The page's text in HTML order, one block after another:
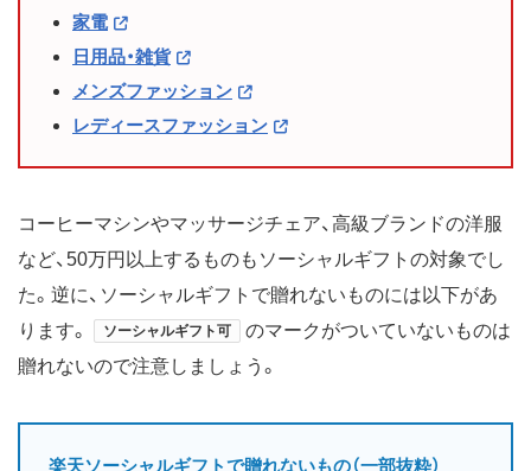
家電
日用品・雑貨
メンズファッション
レディースファッション
コーヒーマシンやマッサージチェア、高級ブランドの洋服
など、50万円以上するものもソーシャルギフトの対象でし
た。逆に、ソーシャルギフトで贈れないものには以下があ
ります。
ソーシャルギフト可
のマークがついていないものは
贈れないので注意しましょう。
楽天ソーシャルギフトで贈れないもの（一部抜粋）